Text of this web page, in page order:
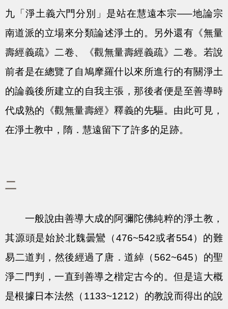
九「淨土義六門分別」是站在慧遠本宗—–地論宗
南道派的立場來分類論述淨土的。另外還有《無量
壽經義疏》二卷、《觀無量壽經義疏》二卷。若說
前者是在總覽了自鳩摩羅什以來所進行的有關淨土
的論義後所建立的自我主張，那後者便是至善導時
代成熟的《觀無量壽經》釋義的先驅。由此可見，
在淨土教中，隋．慧遠留下了許多的足跡。
二
一般說由善導大成的阿彌陀佛純粹的淨土教，
其源頭是始於北魏曇鸞（476~542或者554）的難
易二道判，然後經過了唐．道綽（562~645）的聖
淨二門判，一直到善導之楷定古今的。但是這大概
是根據日本法然（1133~1212）的教說而得出的說